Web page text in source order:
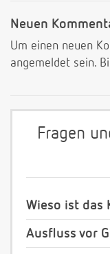
Neuen
Um einen neuen
angemeldet sein.
Fragen
Wieso ist das
Ausfluss vor